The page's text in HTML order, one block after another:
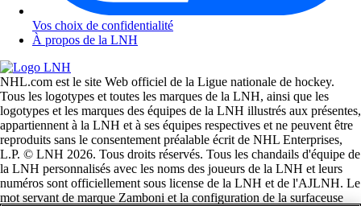
Vos choix de confidentialité
À propos de la LNH
NHL.com est le site Web officiel de la Ligue nationale de hockey.
Tous les logotypes et toutes les marques de la LNH, ainsi que les
logotypes et les marques des équipes de la LNH illustrés aux présentes,
appartiennent à la LNH et à ses équipes respectives et ne peuvent être
reproduits sans le consentement préalable écrit de NHL Enterprises,
L.P. © LNH 2026. Tous droits réservés. Tous les chandails d'équipe de
la LNH personnalisés avec les noms des joueurs de la LNH et leurs
numéros sont officiellement sous license de la LNH et de l'AJLNH. Le
mot servant de marque Zamboni et la configuration de la surfaceuse